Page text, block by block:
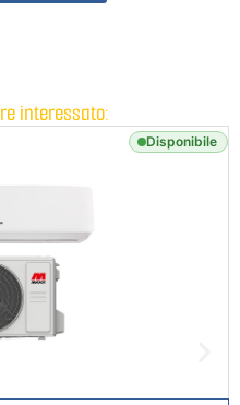
interessato:
Disponibile